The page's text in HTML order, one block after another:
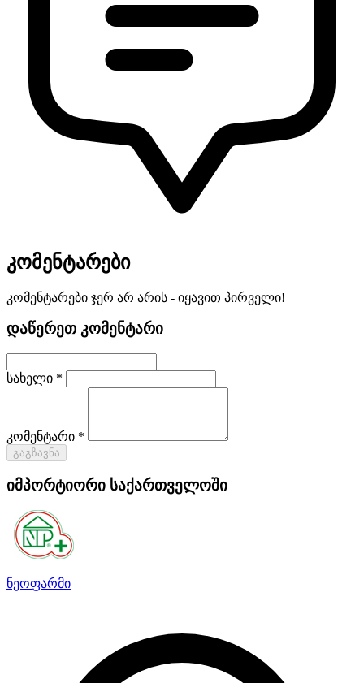
კომენტარები
კომენტარები ჯერ არ არის - იყავით პირველი!
დაწერეთ კომენტარი
სახელი *
კომენტარი *
გაგზავნა
იმპორტიორი საქართველოში
ნეოფარმი